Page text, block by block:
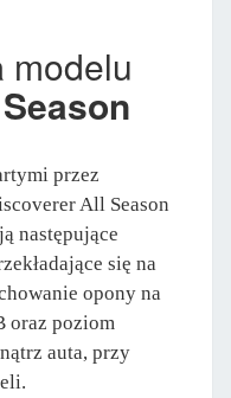
modelu
przez
All Season
następujące
się na
opony na
oraz poziom
auta, przy